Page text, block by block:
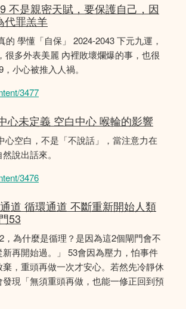
不是親密天賦，要保護自己，因
代罪羔羊
的 學懂「自保」 2024-2043 下元九運，
很多外表美麗 內裡敗壞爛爆的事，也很
小心被推入人禍。
3477
心未定義 空白中心 喉輪的影響
心空白，不是「不說話」，當注意力在
說出話來。
3476
道 循環通道 不斷重新開始人類
53
，為什麼是循理？是因為這2個閘門會不
再開始過。」 53會因為壓力，怕事件
，重頭再做一次才安心。若然先冷靜休
現「無須重頭再做，也能一修正回到預